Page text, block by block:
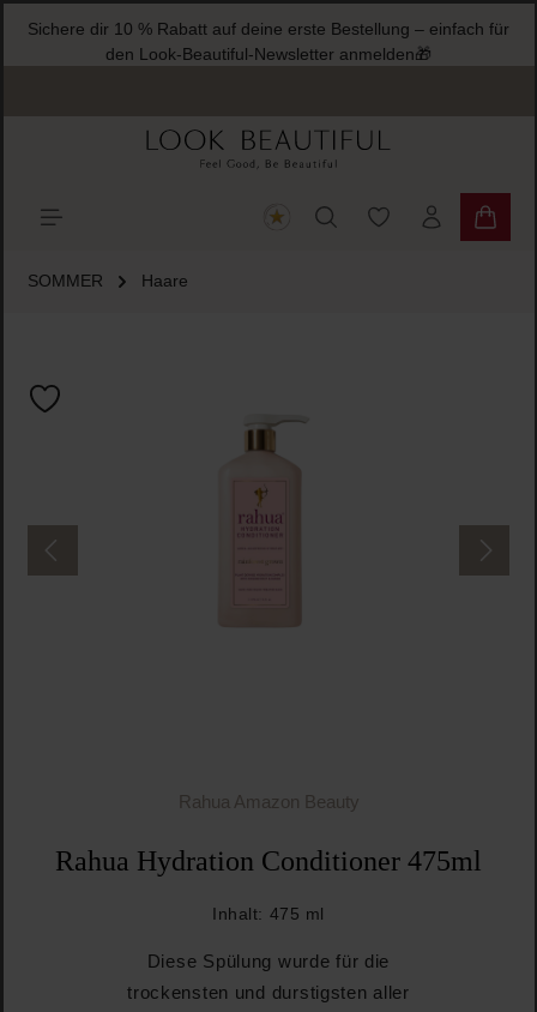
springen
Sichere dir 10 % Rabatt auf deine erste Bestellung – einfach für
den Look-Beautiful-Newsletter anmelden🎁
Du hast 0
SOMMER Haare
Rahua Amazon Beauty
Rahua Hydration Conditioner 475ml
Inhalt: 475 ml
Diese Spülung wurde für die
trockensten und durstigsten aller